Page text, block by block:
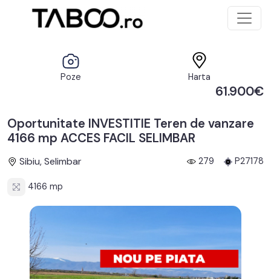
Poze Harta
61.900€
Oportunitate INVESTITIE Teren de vanzare
4166 mp ACCES FACIL SELIMBAR
Sibiu, Selimbar 279 P27178
4166 mp